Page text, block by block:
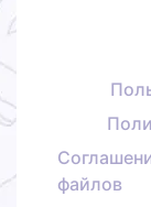
файлов